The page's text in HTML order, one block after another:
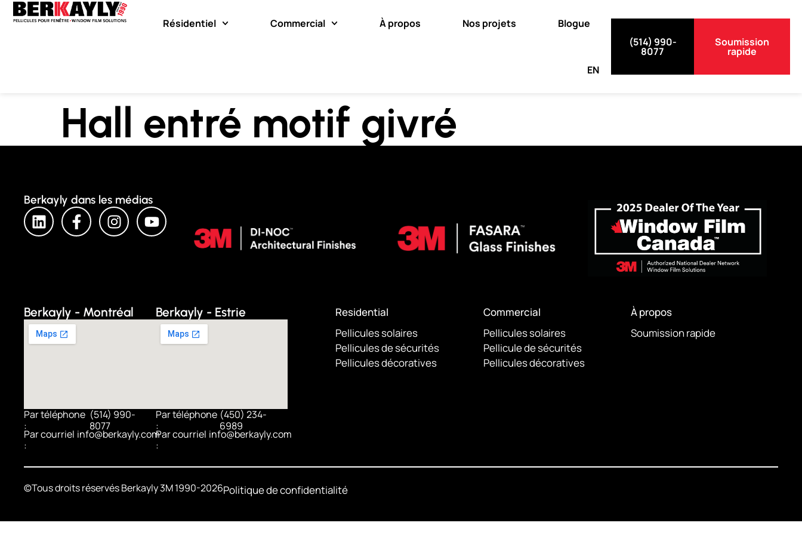
Résidentiel Commercial À propos Nos projets Blogue
EN
(514) 990-
8077
Soumission
rapide
Hall entré motif givré
Berkayly dans les médias
Berkayly - Montréal
Par téléphone
:
(514) 990-
8077
Par courriel
:
info@berkayly.com
Berkayly - Estrie
Par téléphone
:
(450) 234-
6989
Par courriel
:
info@berkayly.com
Residential
Pellicules solaires
Pellicules de sécurités
Pellicules décoratives
Commercial
Pellicules solaires
Pellicule de sécurités
Pellicules décoratives
À propos
Soumission rapide
©Tous droits réservés Berkayly 3M 1990-2026Politique de confidentialité